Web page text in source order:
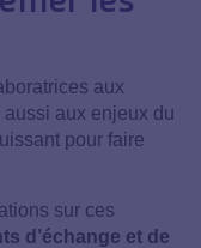
aux
aux enjeux du
pour faire
sur ces
d’échange et de